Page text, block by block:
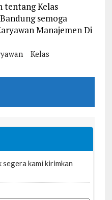
tentang Kelas
semoga
Manajemen Di
Kelas